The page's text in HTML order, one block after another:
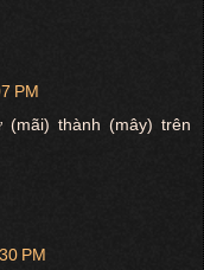
PM
thành (mây) trên
PM